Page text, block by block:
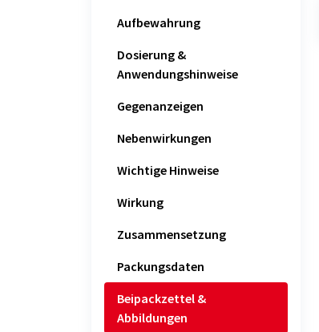
Aufbewahrung
Dosierung &
Anwendungshinweise
Gegenanzeigen
Nebenwirkungen
Wichtige Hinweise
Wirkung
Zusammensetzung
Packungsdaten
Beipackzettel &
Abbildungen